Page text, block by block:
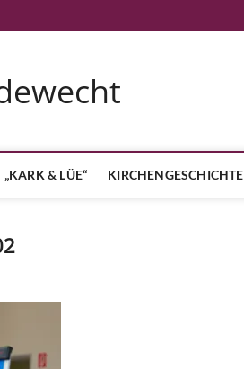
„KARK & LÜE“ KIRCHENGESCHICHTE